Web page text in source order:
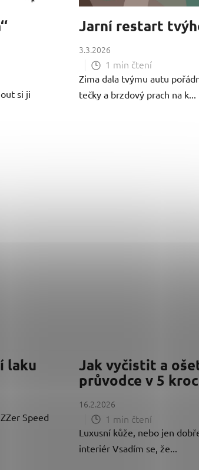
si ji
Jarní restart
3.3.2026
1 min čtení
Zima dala tvýmu autu
tečky a brzdový prach na k...
laku
Speed
Jak vyčistit a
průvodce v 5
16.2.2026
1 min čtení
Luxusní kůže, nebo jen
interiér Vsadím se, že...